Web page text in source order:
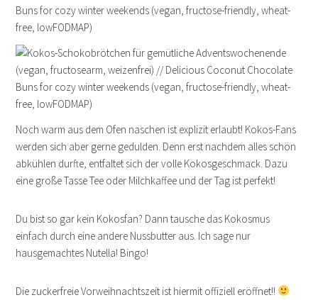
Noch warm aus dem Ofen naschen ist explizit erlaubt! Kokos-Fans
werden sich aber gerne gedulden. Denn erst nachdem alles schön
abkühlen durfte, entfaltet sich der volle Kokosgeschmack. Dazu
eine große Tasse Tee oder Milchkaffee und der Tag ist perfekt!
Du bist so gar kein Kokosfan? Dann tausche das Kokosmus
einfach durch eine andere Nussbutter aus. Ich sage nur
hausgemachtes Nutella! Bingo!
Die zuckerfreie Vorweihnachtszeit ist hiermit offiziell eröffnet!!